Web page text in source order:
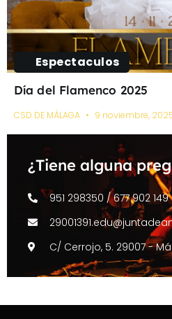
Espectaculos
Día del Flamenco 2025
CSD DE MÁLAGA 9 noviembre,
¿Tiene alguna
951 298350 / 677 902 149
C/ Cerrojo, 5. 29007 -